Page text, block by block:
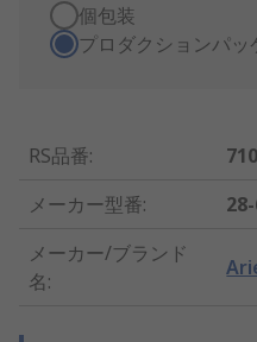
個包装
プロダクションパッ
RS品番:
メーカー型番:
メーカー/ブランド
名: